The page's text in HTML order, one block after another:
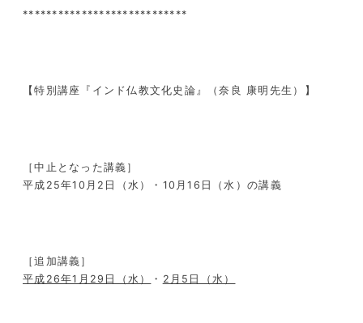
****************************
【特別講座『インド仏教文化史論』（奈良 康明先生）】
［中止となった講義］
平成25年10月2日（水）・10月16日（水）の講義
［追加講義］
平成26年1月29日（水）
・ 2月5日（水）